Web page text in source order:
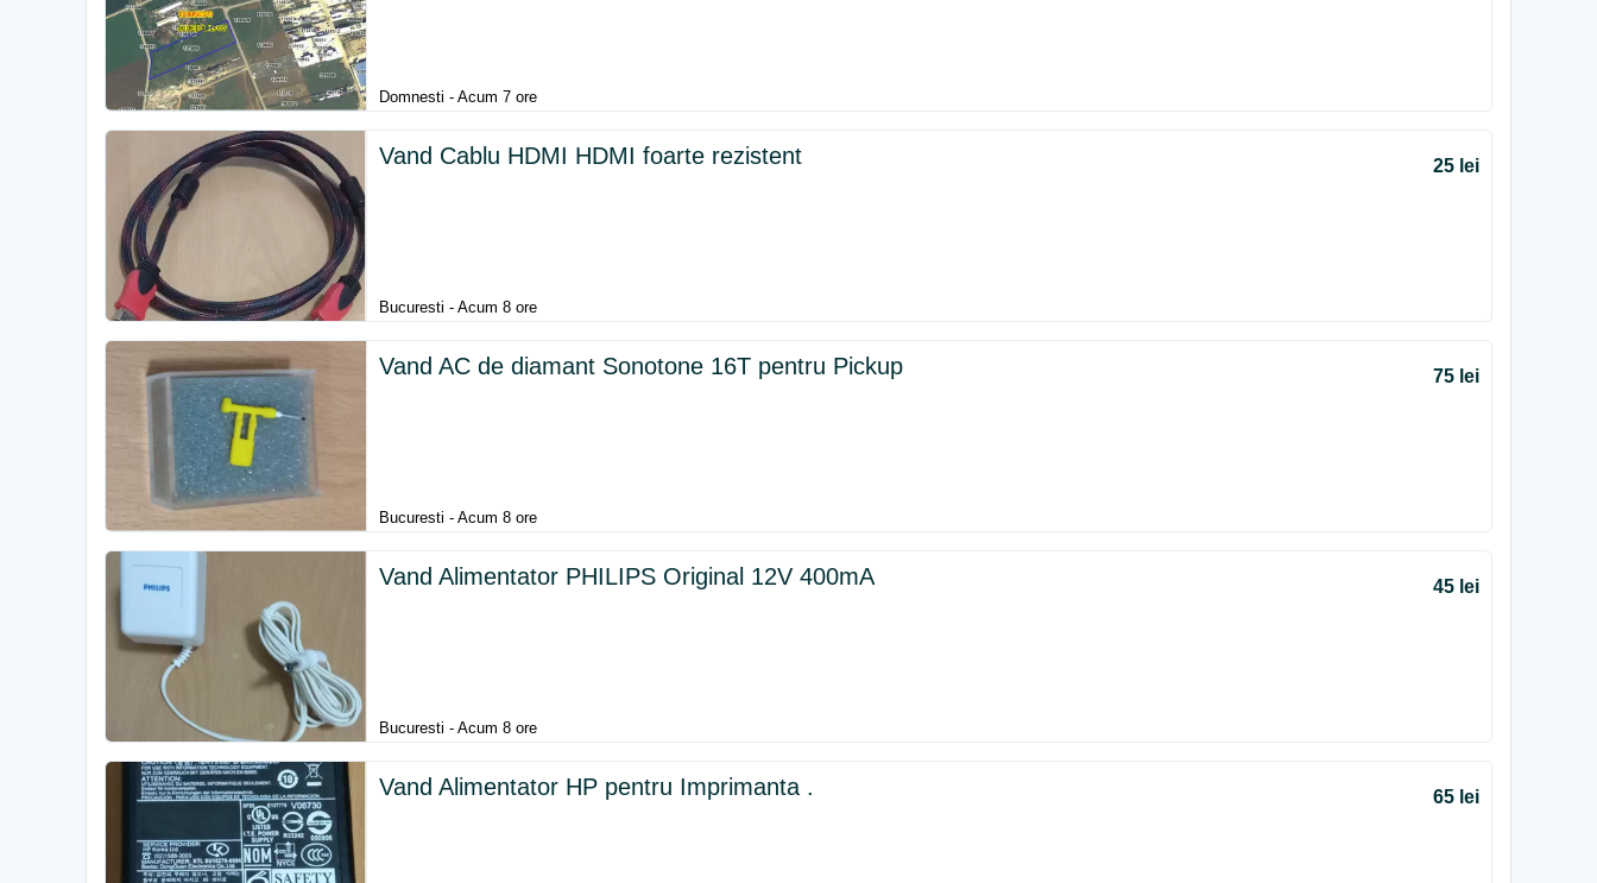
Domnesti - Acum 7 ore
Vand Cablu HDMI HDMI foarte rezistent 25 lei
Bucuresti - Acum 8 ore
Vand AC de diamant Sonotone 16T pentru Pickup 75 lei
Bucuresti - Acum 8 ore
Vand Alimentator PHILIPS Original 12V 400mA 45 lei
Bucuresti - Acum 8 ore
Vand Alimentator HP pentru Imprimanta . 65 lei